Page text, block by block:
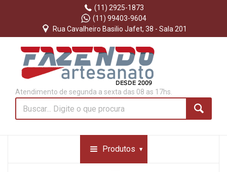
(11) 2925-1873
(11) 99403-9604
Rua Cavalheiro Basilio Jafet, 38 - Sala 201
Atendimento de segunda a sexta das 08 as 17hs.
Produtos